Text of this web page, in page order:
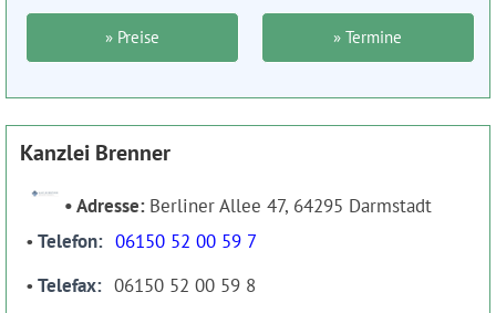
» Preise » Termine
Kanzlei Brenner
Adresse: Berliner Allee 47, 64295 Darmstadt
Telefon
06150 52 00 59 7
Telefax
06150 52 00 59 8